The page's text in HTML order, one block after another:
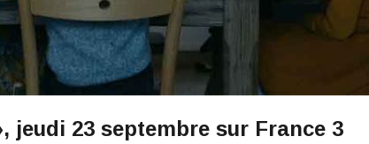
jeudi 23 septembre sur France 3